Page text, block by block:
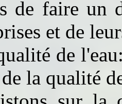
de faire un
et de
de
la qualité